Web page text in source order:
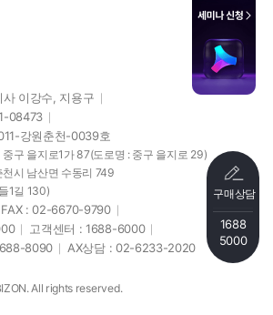
구매상담
1688
5000
사 이강수, 지용구
08473
강원춘천-0039호
중구 을지로1가 87(도로명 : 중구 을지로 29)
시 남산면 수동리 749
1길 130)
FAX : 02-6670-9790
고객센터 : 1688-6000
8090
AX상담 : 02-6233-2020
All rights reserved.